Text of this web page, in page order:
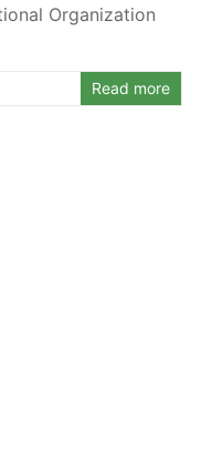
Organization
Read more